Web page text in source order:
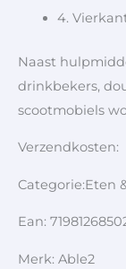
4.
Naast
drinkbekers,
scootmobiels
Verzendkosten:
Categorie:Eten
Ean:
Merk: Able2